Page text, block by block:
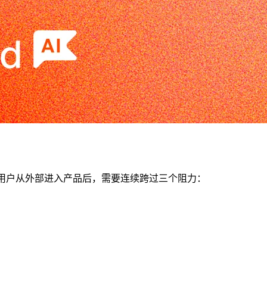
从外部进入产品后，需要连续跨过三个阻力：